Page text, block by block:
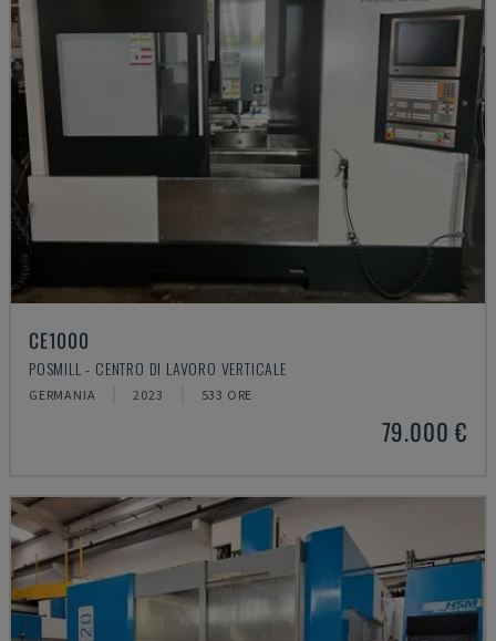
CE1000
POSMILL - CENTRO DI LAVORO VERTICALE
GERMANIA 2023 533 ORE
79.000 €